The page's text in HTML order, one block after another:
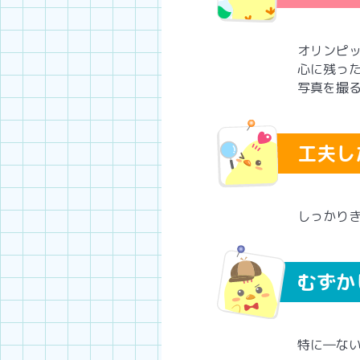
オリンピ
心に残っ
写真を撮
工夫
しっかり
むず
特に―な